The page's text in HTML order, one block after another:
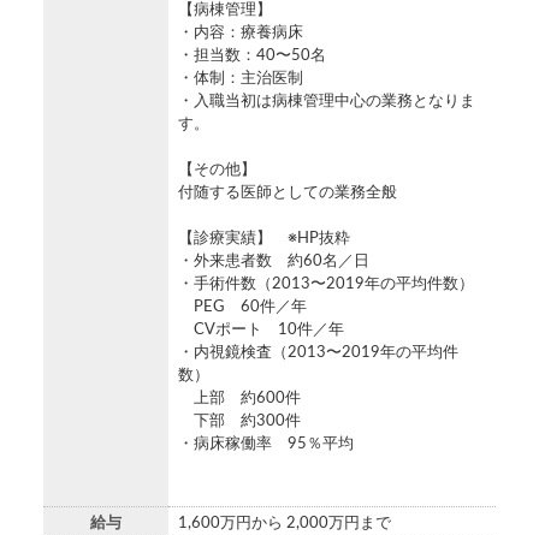
【病棟管理】
・内容：療養病床
・担当数：40〜50名
・体制：主治医制
・入職当初は病棟管理中心の業務となりま
す。
【その他】
付随する医師としての業務全般
【診療実績】 ※HP抜粋
・外来患者数 約60名／日
・手術件数（2013〜2019年の平均件数）
PEG 60件／年
CVポート 10件／年
・内視鏡検査（2013〜2019年の平均件
数）
上部 約600件
下部 約300件
・病床稼働率 95％平均
給与 1,600万円から 2,000万円まで